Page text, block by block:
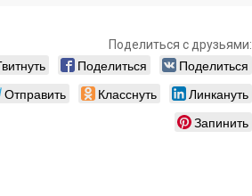
Поделиться с друзьями:
Поделиться
Поделиться
Отправить
Класснуть
Линкануть
Запинить